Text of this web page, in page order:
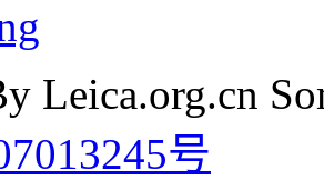
Leica.org.cn
号